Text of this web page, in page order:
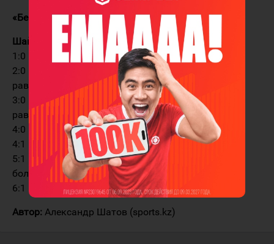
«Бейбарыс» — «Барыс-2» 6:1 (2:0, 1:0, 3:1)
Шайбы:
1:0 — 17:53 Зубков (Фролкин). В равенстве
2:0 — 18:42 Леонов (Дударов, Борисенко). В
равенстве
3:0 — 28:13 Зубков (Никоноров, Фролкин). В
равенстве
4:0 — 49:40 Засыпкин (Акользин). В равенстве
4:1 — 54:03 Кабиев (Грачев). В большинстве
5:1 — 56:52 Дерябин (Акользин, Засыпкин). В
большинстве
6:1 — 59:10 Антонов (Паньшин). В большинстве
Автор: Александр Шатов (sports.kz)